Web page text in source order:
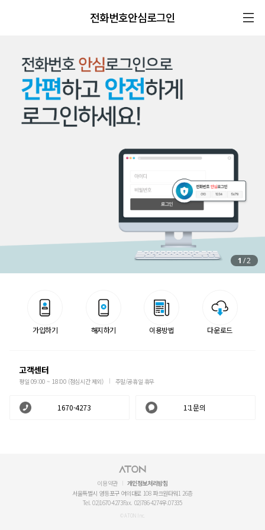
전화번호안심로그인
1 /2
가입하기 해지하기 이용방법 다운로드
고객센터
평일 09:00 ~ 18:00 (점심시간 제외) 주말/공휴일 휴무
1670-4273 1:1문의
이용약관
개인정보처리방침
서울특별시 영등포구 여의대로 108 파크원타워1 26층
Tel. 02)1670-4273Fax. 02)786-4274우.07335
© ATON Inc.